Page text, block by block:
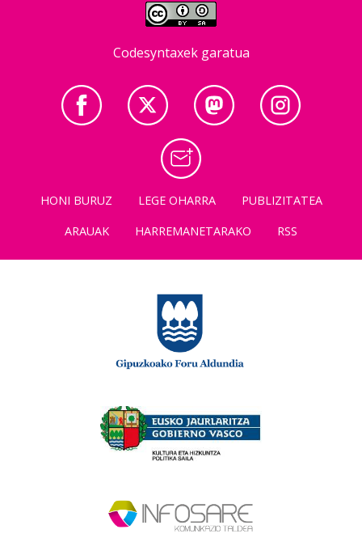
Codesyntaxek garatua
HONI BURUZ LEGE OHARRA
PUBLIZITATEA
ARAUAK
HARREMANETARAKO RSS